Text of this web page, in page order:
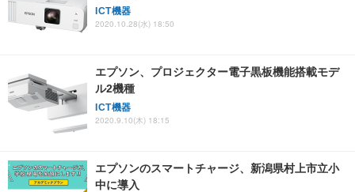
ICT機器
2020.10.28(水) 18:50
エプソン、プロジェクター電子黒板機能搭載モデ
ル2機種
ICT機器
2020.9.10(木) 18:15
エプソンのスマートチャージ、新潟県村上市立小
中に導入